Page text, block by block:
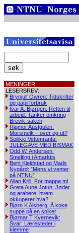
MENINGER:
LESERBREV:
Brynjulf Owren: Tidskrifter
og papirforbruk
Ivar A. Bjørgen: Retten til
arbeid. Tanker omkring
Brevik-saken
Rigmor Austgulen:
Morsmelk – over og ut?
Soilikki Vettenranta:
JULEGAVE MED BISMAK
Odd W. Andersen:
Smelting i Antarktis
Berit Kjeldstad og Mads
Nygård: ”Mens vi venter
på NTNU”
Allan Krill: For mappa mi
Greta Aune Jotun: Jøder
og arabere, hvem
okkuperer hva?
Bjørn K Alsberg: Å koke
suppe på en spiker
Bjørnar T Kvernevik:
Svar: Læresteder i
klemme